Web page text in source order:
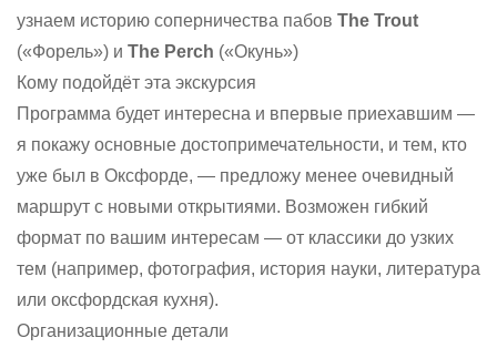
узнаем историю соперничества пабов The Trout
(«Форель») и The Perch («Окунь»)
Кому подойдёт эта экскурсия
Программа будет интересна и впервые приехавшим —
я покажу основные достопримечательности, и тем, кто
уже был в Оксфорде, — предложу менее очевидный
маршрут с новыми открытиями. Возможен гибкий
формат по вашим интересам — от классики до узких
тем (например, фотография, история науки, литература
или оксфордская кухня).
Организационные детали